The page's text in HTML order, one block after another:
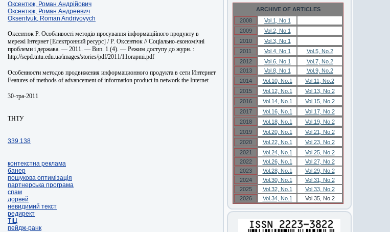
Оксентюк, Роман Андрійович
Оксентюк, Роман Андреевич
Oksentyuk, Roman Andriyovych
Оксентюк Р. Особливості методів просування інформаційного продукту в
мережі Інтернет [Електронний ресурс] / Р. Оксентюк // Соціально-економічні
проблеми і держава. — 2011. — Вип. 1 (4). — Режим доступу до журн. :
http://sepd.tntu.edu.ua/images/stories/pdf/2011/11orapmi.pdf
Особенности методов продвижения информационного продукта в сети Интернет
Features of methods of advancement of information product in network the Internet
30-тра-2011
ТНТУ
339.138
контекстна реклама
банер
пошукова оптимізація
партнерська програма
спам
дорвей
невидимий текст
редирект
ТІЦ
пейдж-ранк
ARCHIVE OF ARTICLES
2008
Vol.1, No.1
2009
Vol.2, No.1
2010
Vol.3, No.1
2011
Vol.4, No.1
Vol.5, No.2
2012
Vol.6, No.1
Vol.7, No.2
2013
Vol.8, No.1
Vol.9, No.2
2014
Vol.10, No.1
Vol.11, No.2
2015
Vol.12, No.1
Vol.13, No.2
2016
Vol.14, No.1
Vol.15, No.2
2017
Vol.16, No.1
Vol.17, No.2
2018
Vol.18, No.1
Vol.19, No.2
2019
Vol.20, No.1
Vol.21, No.2
2020
Vol.22, No.1
Vol.23, No.2
2021
Vol.24, No.1
Vol.25, No.2
2022
Vol.26, No.1
Vol.27, No.2
2023
Vol.28, No.1
Vol.29, No.2
2024
Vol.30, No.1
Vol.31, No.2
2025
Vol.32, No.1
Vol.33, No.2
2026
Vol.34, No.1 Vol.35, No.2